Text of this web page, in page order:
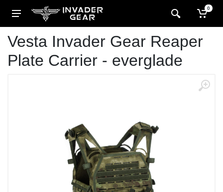
0
Vesta Invader Gear Reaper
Plate Carrier - everglade